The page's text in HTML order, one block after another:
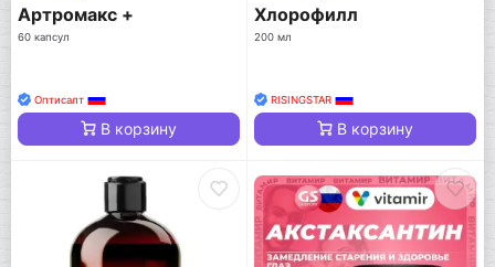
Артромакс +
60 капсул
Оптисалт
В корзину
Хлорофилл
200 мл
RISINGSTAR
В корзину